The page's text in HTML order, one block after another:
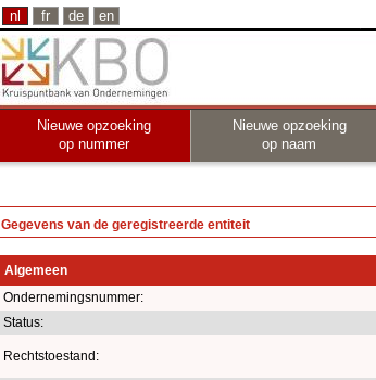
nl fr de en
Nieuwe opzoeking
op nummer
Nieuwe opzoeking
op naam
Gegevens van de geregistreerde entiteit
Algemeen
Ondernemingsnummer:
Status:
Rechtstoestand: